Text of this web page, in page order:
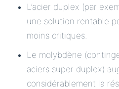
L’acier duplex (par
une solution rentable
moins critiques.
Le molybdène
aciers super duplex)
considérablement la